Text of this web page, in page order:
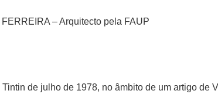
– Arquitecto pela FAUP
Tintin de julho de 1978, no âmbito de um artigo de